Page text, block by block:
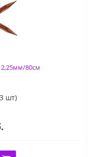
80см
шт)